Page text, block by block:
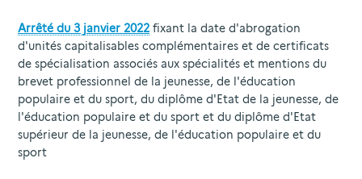
Arrêté du 3 janvier 2022 fixant la date d'abrogation
d'unités capitalisables complémentaires et de certificats
de spécialisation associés aux spécialités et mentions du
brevet professionnel de la jeunesse, de l'éducation
populaire et du sport, du diplôme d'Etat de la jeunesse, de
l'éducation populaire et du sport et du diplôme d'Etat
supérieur de la jeunesse, de l'éducation populaire et du
sport